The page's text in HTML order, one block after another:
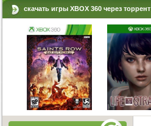
скачать игры XBOX 360 через торрент